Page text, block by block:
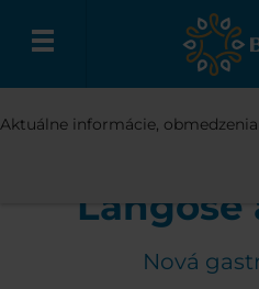
Slovenčina
STREDISKO
Langoše
Nová
Aktuálne informácie,